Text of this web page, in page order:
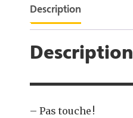
Description
Description
– Pas touche !